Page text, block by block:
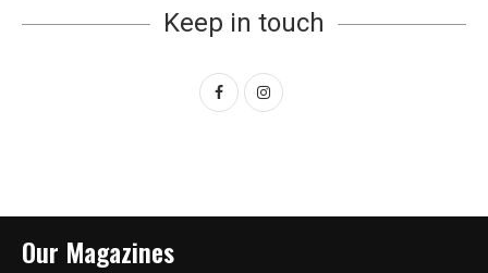
Keep in touch
Our Magazines